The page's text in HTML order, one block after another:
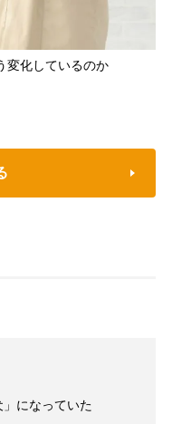
変化しているのか
になっていた